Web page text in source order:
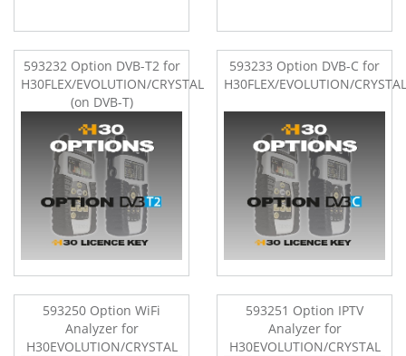
593232 Option DVB-T2 for
H30FLEX/EVOLUTION/CRYSTAL
(on DVB-T)
593233 Option DVB-C for
H30FLEX/EVOLUTION/CRYSTAL
593250 Option WiFi
Analyzer for
H30EVOLUTION/CRYSTAL
593251 Option IPTV
Analyzer for
H30EVOLUTION/CRYSTAL